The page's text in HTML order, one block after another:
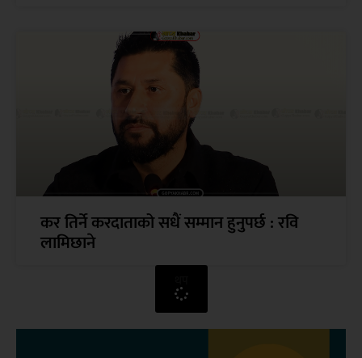
कर तिर्ने करदाताको सधैं सम्मान हुनुपर्छ : रवि
लामिछाने